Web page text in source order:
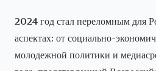
2024 год стал переломным для
аспектах: от социально-
молодежной политики и